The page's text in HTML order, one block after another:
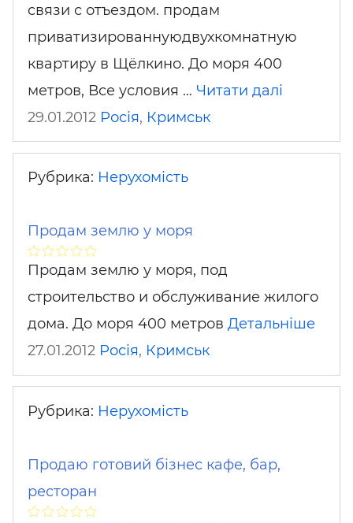
связи с отъездом. продам
приватизированнуюдвухкомнатную
квартиру в Щёлкино. До моря 400
метров, Все условия … Читати далі
29.01.2012 Росія, Кримськ
Рубрика: Нерухомість
Продам землю у моря
Продам землю у моря, под
строительство и обслуживание жилого
дома. До моря 400 метров Детальніше
27.01.2012 Росія, Кримськ
Рубрика: Нерухомість
Продаю готовий бізнес кафе, бар,
ресторан